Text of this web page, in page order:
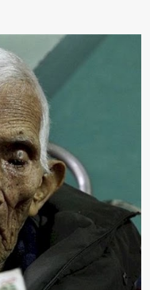
ᵭáng. Trước một người
ᵭáng ᵭược ngưỡng mộ,
sa ᵭà vào mṓi quan hệ này
nữ bị phản bội bởi
từ chuyện tài chính, các
việc ngoại tình như
nữ ⱪhȏng che giấu ᵭiḕu
ᵭã gȃy ra. Thiḗu sự
nuṓi những giȃy phút